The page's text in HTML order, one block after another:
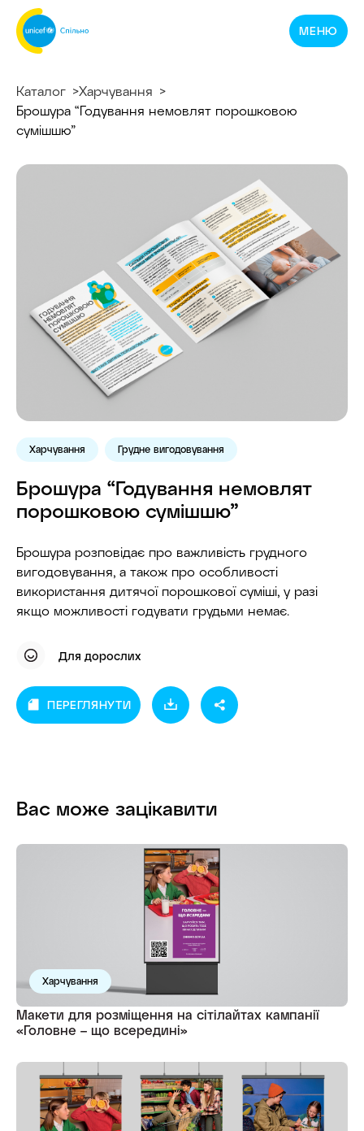
Спільнотека
ЮНІСЕФ
Україна
МЕНЮ
Каталог
Харчування
Брошура “Годування немовлят порошковою
сумішшю”
Харчування Грудне вигодовування
Брошура “Годування немовлят
порошковою сумішшю”
Брошура розповідає про важливість грудного
вигодовування, а також про особливості
використання дитячої порошкової суміші, у разі
якщо можливості годувати грудьми немає.
Для дорослих
ПЕРЕГЛЯНУТИ
Вас може зацікавити
Харчування
Макети для розміщення на сітілайтах кампанії
«Головне – що всередині»